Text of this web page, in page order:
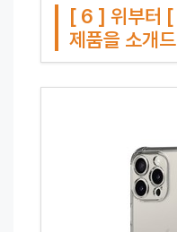
[ 6 ] 위부터 [
제품을 소개